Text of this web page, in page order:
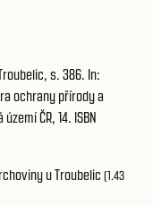
s. 386. In:
ochrany přírody a
ČR, 14. ISBN
u Troubelic (1.43